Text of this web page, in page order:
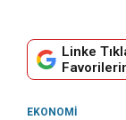
Linke
EKONOMI